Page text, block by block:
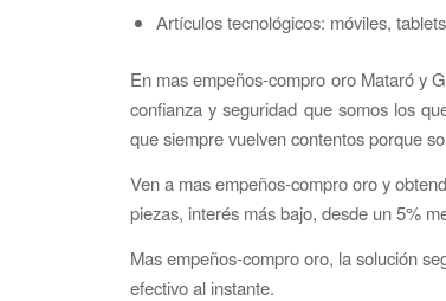
Artículos tecnológicos: móviles,
En mas empeños-compro oro Mataró y
confianza y seguridad que somos los
que siempre vuelven contentos porque
Ven a mas empeños-compro oro y
piezas, interés más bajo, desde un 5%
Mas empeños-compro oro, la solución
efectivo al instante.